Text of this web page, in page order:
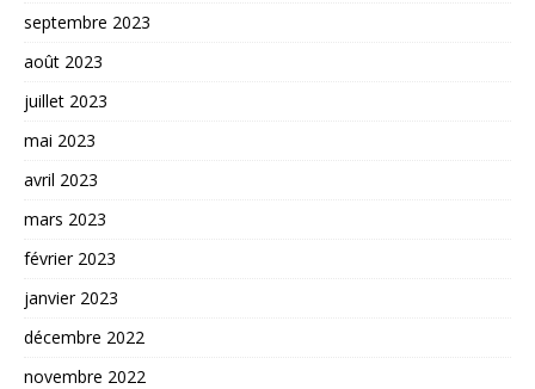
septembre 2023
août 2023
juillet 2023
mai 2023
avril 2023
mars 2023
février 2023
janvier 2023
décembre 2022
novembre 2022